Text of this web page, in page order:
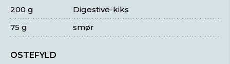
Digestive-kiks
200 g
smør
75 g
OSTEFYLD